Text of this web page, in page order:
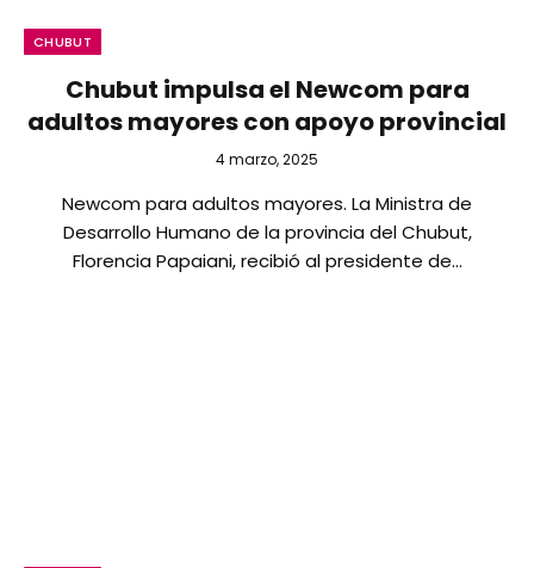
CHUBUT
Chubut impulsa el Newcom para
adultos mayores con apoyo provincial
4 marzo, 2025
Newcom para adultos mayores. La Ministra de
Desarrollo Humano de la provincia del Chubut,
Florencia Papaiani, recibió al presidente de…